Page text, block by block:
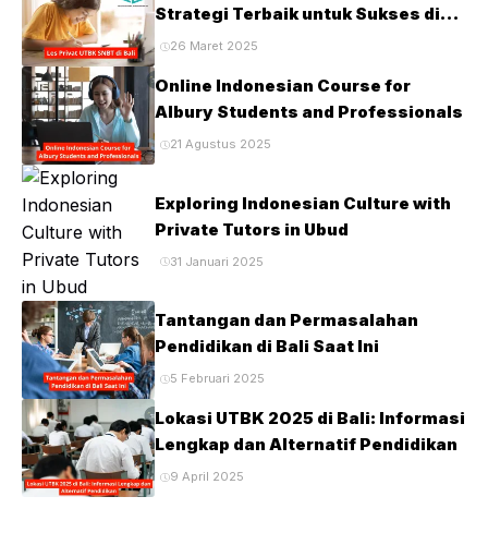
Strategi Terbaik untuk Sukses di
Ujian PTN
26 Maret 2025
Online Indonesian Course for
Albury Students and Professionals
21 Agustus 2025
Exploring Indonesian Culture with
Private Tutors in Ubud
31 Januari 2025
Tantangan dan Permasalahan
Pendidikan di Bali Saat Ini
5 Februari 2025
Lokasi UTBK 2025 di Bali: Informasi
Lengkap dan Alternatif Pendidikan
9 April 2025